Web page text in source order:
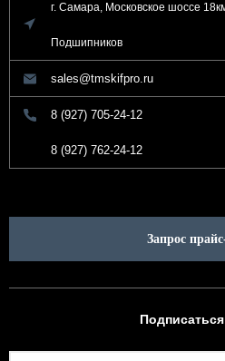
г. Самара, Московское шоссе
Подшипников
sales@tmskifpro.ru
8 (927) 705-24-12
8 (927) 762-24-12
Запрос